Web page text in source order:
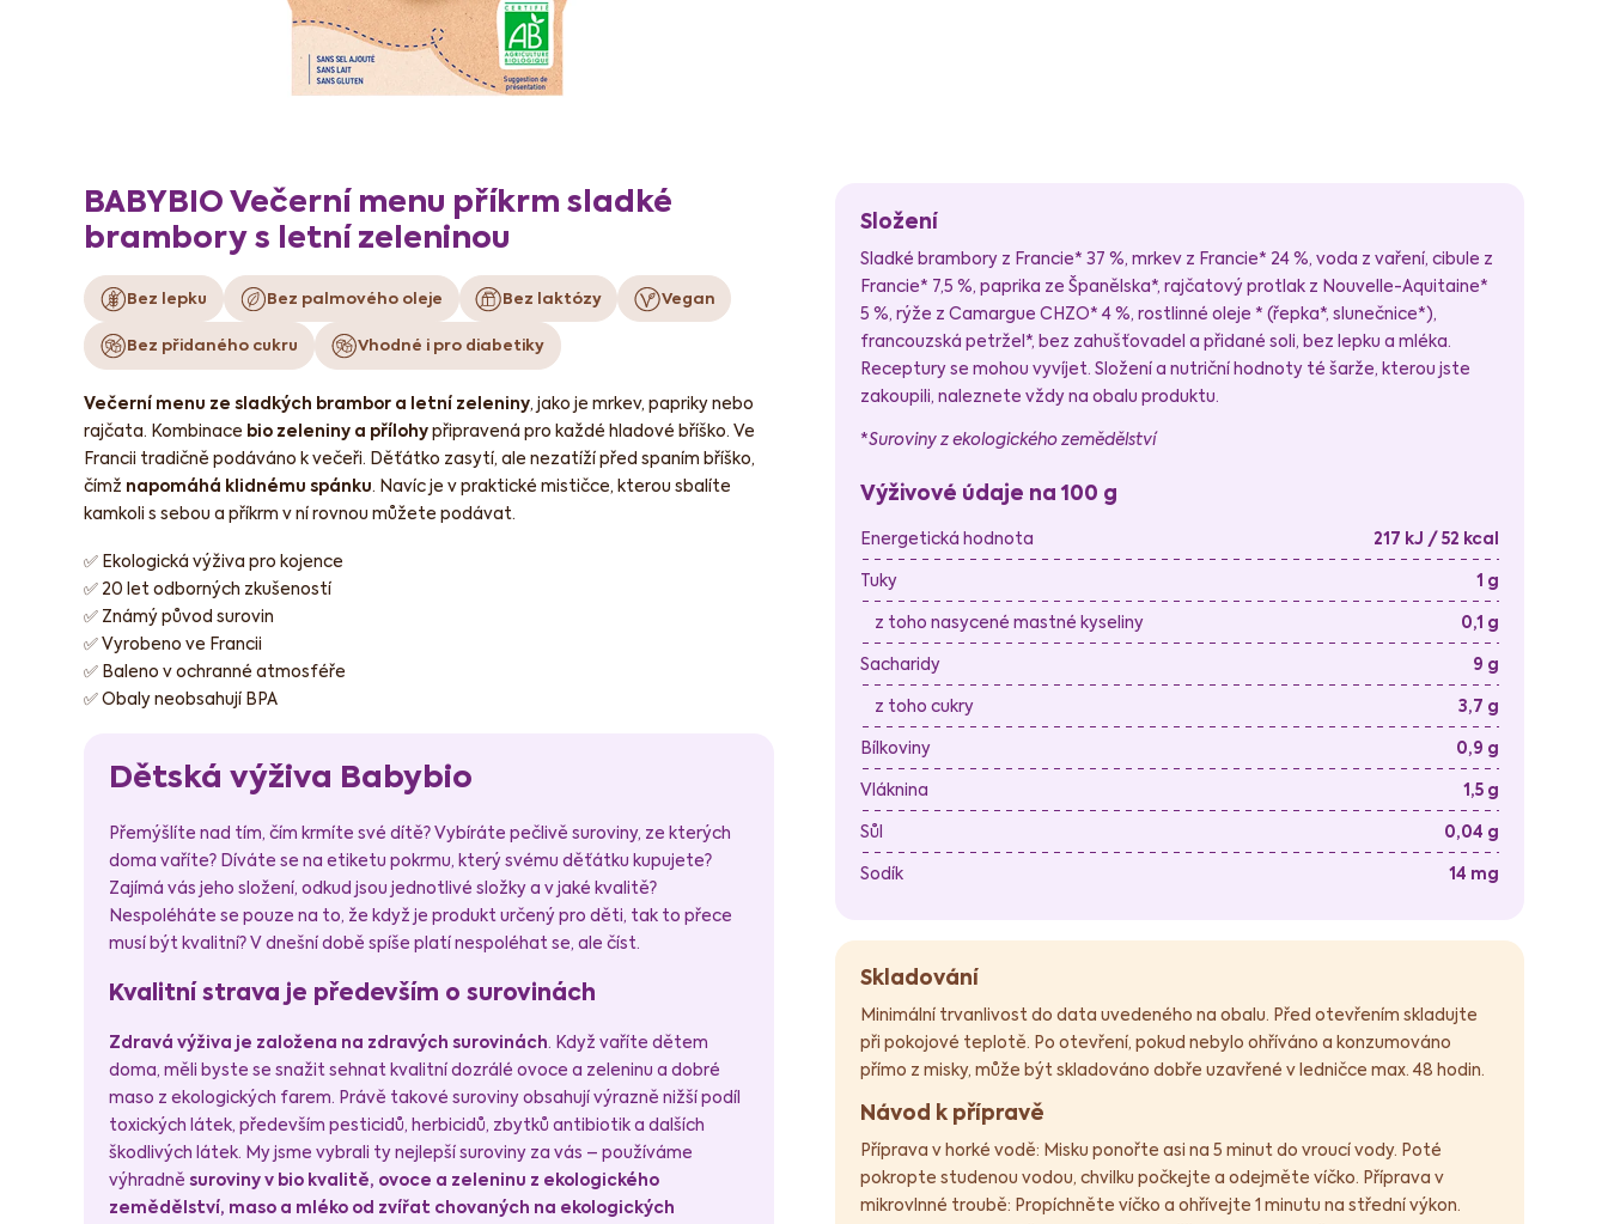
BABYBIO Večerní menu příkrm sladké
brambory s letní zeleninou
Bez lepku Bez palmového oleje Bez laktózy Vegan
Bez přidaného cukru Vhodné i pro diabetiky
Večerní menu ze sladkých brambor a letní zeleniny, jako je mrkev, papriky nebo
rajčata. Kombinace bio zeleniny a přílohypřipravená pro každé hladové bříško. Ve
Francii tradičně podáváno k večeři. Děťátko zasytí, ale nezatíží před spaním bříško,
čímž napomáhá klidnému spánku. Navíc je v praktické mističce, kterou sbalíte
kamkoli s sebou a příkrm v ní rovnou můžete podávat.
✅ Ekologická výživa pro kojence
✅ 20 let odborných zkušeností
✅ Známý původ surovin
✅ Vyrobeno ve Francii
✅ Baleno v ochranné atmosféře
✅ Obaly neobsahují BPA
Dětská výživa Babybio
Přemýšlíte nad tím, čím krmíte své dítě? Vybíráte pečlivě suroviny, ze kterých
doma vaříte? Díváte se na etiketu pokrmu, který svému děťátku kupujete?
Zajímá vás jeho složení, odkud jsou jednotlivé složky a v jaké kvalitě?
Nespoléháte se pouze na to, že když je produkt určený pro děti, tak to přece
musí být kvalitní? V dnešní době spíše platí nespoléhat se, ale číst.
Kvalitní strava je především o surovinách
Zdravá výživa je založena na zdravých surovinách. Když vaříte dětem
doma, měli byste se snažit sehnat kvalitní dozrálé ovoce a zeleninu a dobré
maso z ekologických farem. Právě takové suroviny obsahují výrazně nižší podíl
toxických látek, především pesticidů, herbicidů, zbytků antibiotik a dalších
škodlivých látek. My jsme vybrali ty nejlepší suroviny za vás – používáme
výhradněsuroviny v bio kvalitě, ovoce a zeleninu z ekologického
zemědělství, maso a mléko od zvířat chovaných na ekologických
Složení
Sladké brambory z Francie* 37 %, mrkev z Francie* 24 %, voda z vaření, cibule z
Francie* 7,5 %, paprika ze Španělska*, rajčatový protlak z Nouvelle-Aquitaine*
5 %, rýže z Camargue CHZO* 4 %, rostlinné oleje * (řepka*, slunečnice*),
francouzská petržel*, bez zahušťovadel a přidané soli, bez lepku a mléka.
Receptury se mohou vyvíjet. Složení a nutriční hodnoty té šarže, kterou jste
zakoupili, naleznete vždy na obalu produktu.
*Suroviny z ekologického zemědělství
Výživové údaje na 100 g
Energetická hodnota
217 kJ / 52 kcal
Tuky
1 g
z toho nasycené mastné kyseliny
0,1 g
Sacharidy
9 g
z toho cukry
3,7 g
Bílkoviny
0,9 g
Vláknina
1,5 g
Sůl
0,04 g
Sodík
14 mg
Skladování
Minimální trvanlivost do data uvedeného na obalu. Před otevřením skladujte
při pokojové teplotě. Po otevření, pokud nebylo ohříváno a konzumováno
přímo z misky, může být skladováno dobře uzavřené v ledničce max. 48 hodin.
Návod k přípravě
Příprava v horké vodě: Misku ponořte asi na 5 minut do vroucí vody. Poté
pokropte studenou vodou, chvilku počkejte a odejměte víčko. Příprava v
mikrovlnné troubě: Propíchněte víčko a ohřívejte 1 minutu na střední výkon.